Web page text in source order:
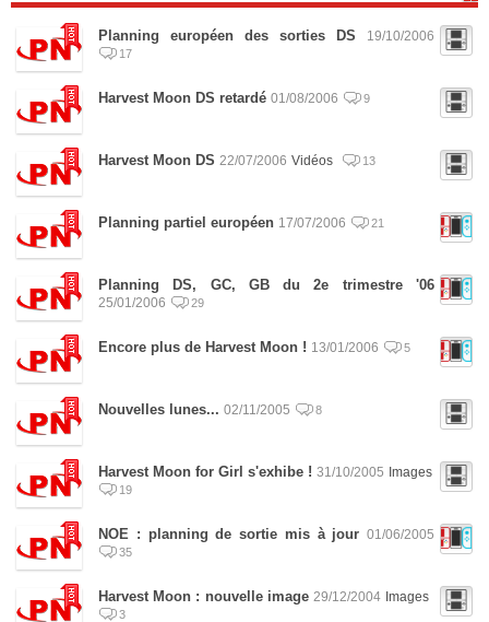
Planning européen des sorties DS 19/10/2006
17
Harvest Moon DS retardé 01/08/2006 9
Harvest Moon DS 22/07/2006 Vidéos 13
Planning partiel européen 17/07/2006 21
Planning DS, GC, GB du 2e trimestre '06
25/01/2006 29
Encore plus de Harvest Moon ! 13/01/2006 5
Nouvelles lunes... 02/11/2005 8
Harvest Moon for Girl s'exhibe ! 31/10/2005 Images
19
NOE : planning de sortie mis à jour 01/06/2005
35
Harvest Moon : nouvelle image 29/12/2004 Images
3